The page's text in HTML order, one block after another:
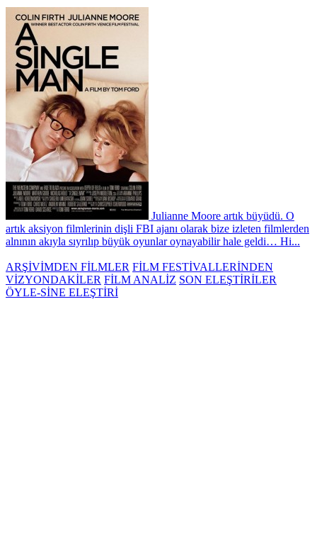
Julianne Moore artık büyüdü. O
artık aksiyon filmlerinin dişli FBI ajanı olarak bize izleten filmlerden
alnının akıyla sıyrılıp büyük oyunlar oynayabilir hale geldi… Hi...
ARŞİVİMDEN FİLMLER FİLM FESTİVALLERİNDEN
VİZYONDAKİLER FİLM ANALİZ SON ELEŞTİRİLER
ÖYLE-SİNE ELEŞTİRİ